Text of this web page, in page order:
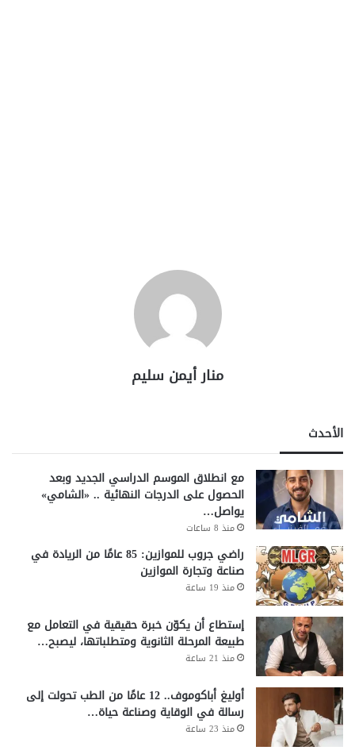
منار أيمن سليم
الأحدث
مع انطلاق الموسم الدراسي الجديد وبعد
الحصول على الدرجات النهائية .. «الشامي»
يواصل…
منذ 8 ساعات
راضي جروب للموازين: 85 عامًا من الريادة في
صناعة وتجارة الموازين
منذ 19 ساعة
إستطاع أن يكوّن خبرة حقيقية في التعامل مع
طبيعة المرحلة الثانوية ومتطلباتها، ليصبح…
منذ 21 ساعة
أوليغ أباكوموف.. 12 عامًا من الطب تحولت إلى
رسالة في الوقاية وصناعة حياة…
منذ 23 ساعة